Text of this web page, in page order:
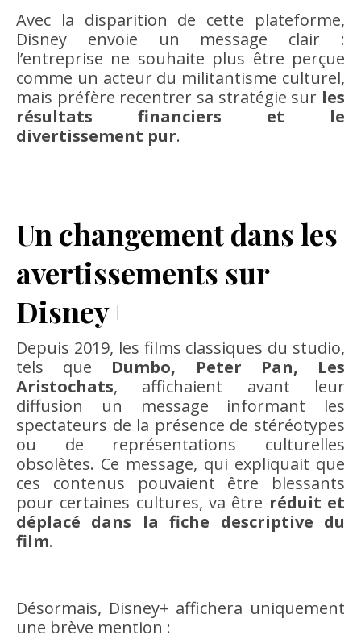
Avec la disparition de cette plateforme,
Disney envoie un message clair :
l’entreprise ne souhaite plus être perçue
comme un acteur du militantisme culturel,
mais préfère recentrer sa stratégie sur les
résultats financiers et le
divertissement pur.
Un changement dans les
avertissements sur
Disney+
Depuis 2019, les films classiques du studio,
tels que Dumbo, Peter Pan, Les
Aristochats, affichaient avant leur
diffusion un message informant les
spectateurs de la présence de stéréotypes
ou de représentations culturelles
obsolètes. Ce message, qui expliquait que
ces contenus pouvaient être blessants
pour certaines cultures, va être réduit et
déplacé dans la fiche descriptive du
film.
Désormais, Disney+ affichera uniquement
une brève mention :